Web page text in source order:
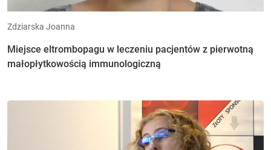
Zdziarska Joanna
Miejsce eltrombopagu w leczeniu pacjentów z pierwotną
małopłytkowością immunologiczną